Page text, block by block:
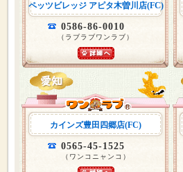
ペッツビレッジ アピタ木曽川店(FC)
0586-86-0010
（ラブラブワンラブ）
カインズ豊田四郷店(FC)
0565-45-1525
（ワンコニャンコ）